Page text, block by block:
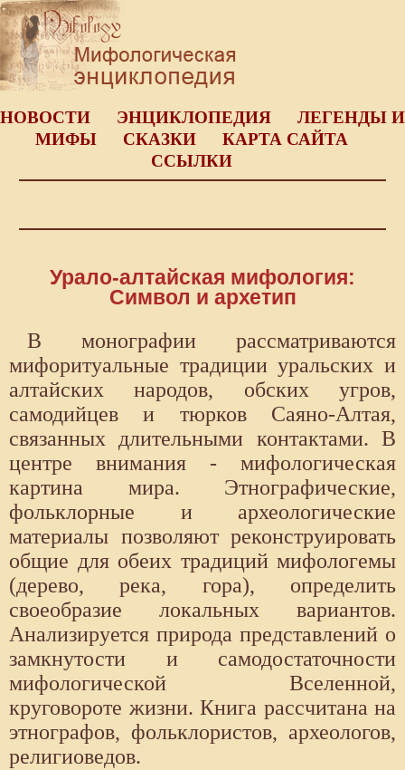
НОВОСТИ ЭНЦИКЛОПЕДИЯ
ЛЕГЕНДЫ И
МИФЫ
СКАЗКИ
КАРТА САЙТА
ССЫЛКИ
Урало-алтайская мифология:
Символ и архетип
В монографии рассматриваются
мифоритуальные традиции уральских и
алтайских народов, обских угров,
самодийцев и тюрков Саяно-Алтая,
связанных длительными контактами. В
центре внимания - мифологическая
картина мира. Этнографические,
фольклорные и археологические
материалы позволяют реконструировать
общие для обеих традиций мифологемы
(дерево, река, гора), определить
своеобразие локальных вариантов.
Анализируется природа представлений о
замкнутости и самодостаточности
мифологической Вселенной,
круговороте жизни. Книга рассчитана на
этнографов, фольклористов, археологов,
религиоведов.